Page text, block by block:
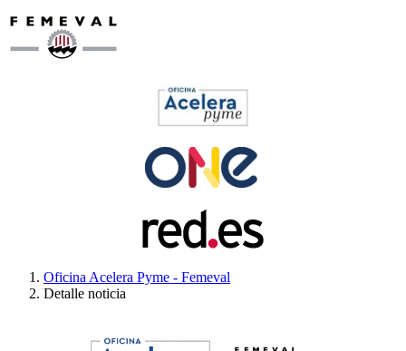
Oficina Acelera Pyme - Femeval
Detalle noticia